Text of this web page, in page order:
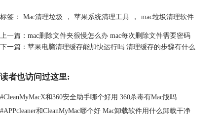
标签： Mac清理垃圾 ， 苹果系统清理工具 ， mac垃圾清理软件
上一篇： mac删除文件夹很慢怎么办 mac每次删除文件需要密码
下一篇： 苹果电脑清理缓存能加快运行吗 清理缓存的步骤有什么
读者也访问过这里:
#CleanMyMacX和360安全助手哪个好用 360杀毒有Mac版吗
#APPcleaner和CleanMyMac哪个好 Mac卸载软件用什么卸载干净